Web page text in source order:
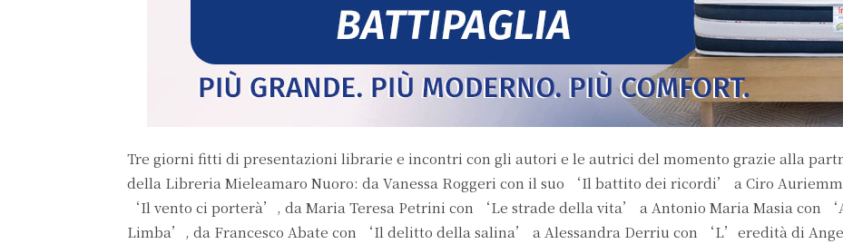
Tre giorni fitti di presentazioni librarie e incontri con gli autori e le autrici del momento grazie alla
della Libreria Mieleamaro Nuoro: da Vanessa Roggeri con il suo ‘Il battito dei ricordi’ a Ciro
‘Il vento ci porterà’, da Maria Teresa Petrini con ‘Le strade della vita’ a Antonio Maria Masia con
Limba’, da Francesco Abate con ‘Il delitto della salina’ a Alessandra Derriu con ‘L’eredità di